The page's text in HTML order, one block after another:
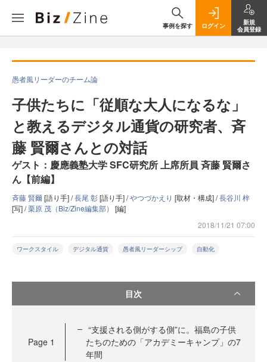
事例を探す ログイン
新規
会員登録
愚者風リーダーのチーム論
子供たちに「従順な大人になるな」
と教えるデジタル通貨の研究者、斉
藤 賢爾さんとの対話
ゲスト：慶應義塾大学 SFC研究所 上席所員 斉藤 賢爾さ
ん【前編】
斉藤 賢爾[語り手] /長尾 彰[語り手] /やつづかえり [取材・構成] /長谷川 梓
[写] /栗原 茂（Biz/Zine編集部） [編]
2018/11/21 07:00
ワークスタイル デジタル通貨 愚者風リーダーシップ 自動化
目次
Page 1
“支援される側がする側”に。福島の子供
たちのための「アカデミーキャンプ」の7
年間